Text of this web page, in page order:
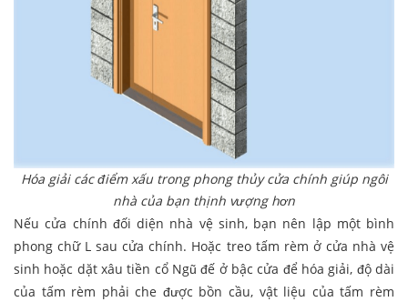
Hóa giải các điểm xấu trong phong thủy cửa chính giúp ngôi
nhà của bạn thịnh vượng hơn
Nếu cửa chính đối diện nhà vệ sinh, bạn nên lập một bình
phong chữ L sau cửa chính. Hoặc treo tấm rèm ở cửa nhà vệ
sinh hoặc dặt xâu tiền cổ Ngũ đế ở bậc cửa để hóa giải, độ dài
của tấm rèm phải che được bồn cầu, vật liệu của tấm rèm